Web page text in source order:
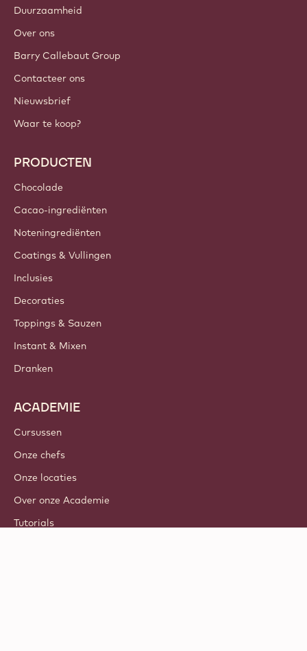
Duurzaamheid
Over ons
Barry Callebaut Group
Contacteer ons
Nieuwsbrief
Waar te koop?
PRODUCTEN
Chocolade
Cacao-ingrediënten
Noteningrediënten
Coatings & Vullingen
Inclusies
Decoraties
Toppings & Sauzen
Instant & Mixen
Dranken
ACADEMIE
Cursussen
Onze chefs
Onze locaties
Over onze Academie
Tutorials